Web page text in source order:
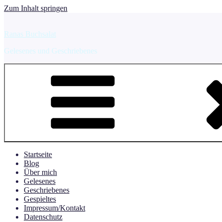
Zum Inhalt springen
Ranas Buchsalat
Gelesenes und Geschriebenes
Startseite
Blog
Über mich
Gelesenes
Geschriebenes
Gespieltes
Impressum/Kontakt
Datenschutz